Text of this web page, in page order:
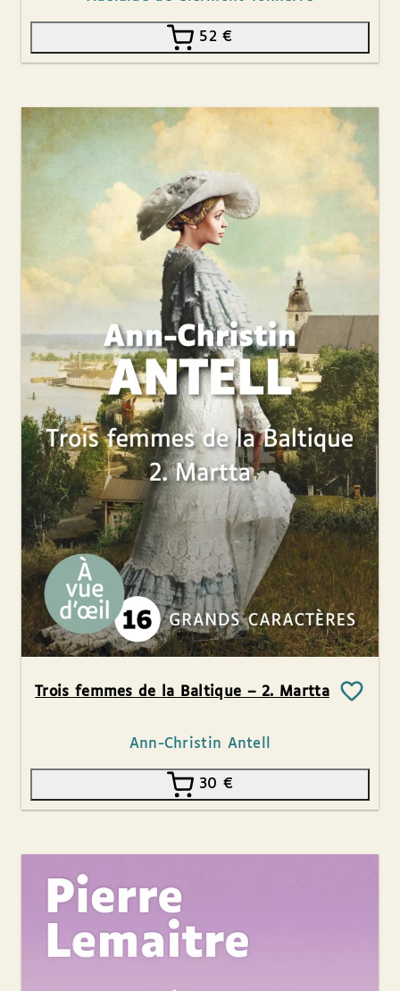
52€
Trois femmes de la Baltique – 2. Martta
Ann-Christin Antell
30 €